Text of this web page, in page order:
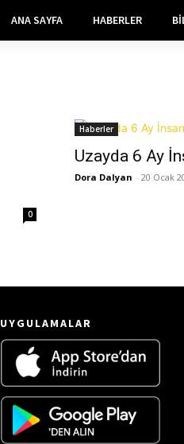
ANA SAYFA HABERLER
0
Haberler
Uzayda 6 Ay
Dora Dalyan - 20 Ocak
UYGULAMALAR